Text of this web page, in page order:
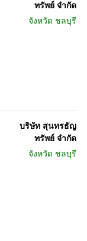
ทรัพย์ จำกัด
จังหวัด ชลบุรี
บริษัท สุนทรธัญ
ทรัพย์ จำกัด
จังหวัด ชลบุรี